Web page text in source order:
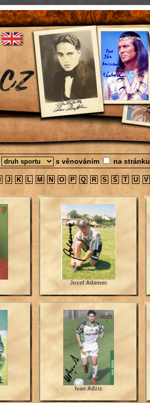
s věnováním na stránku
J K L M N O P Q R S Š T U V
Jozef Adamec
Ivan Adzic